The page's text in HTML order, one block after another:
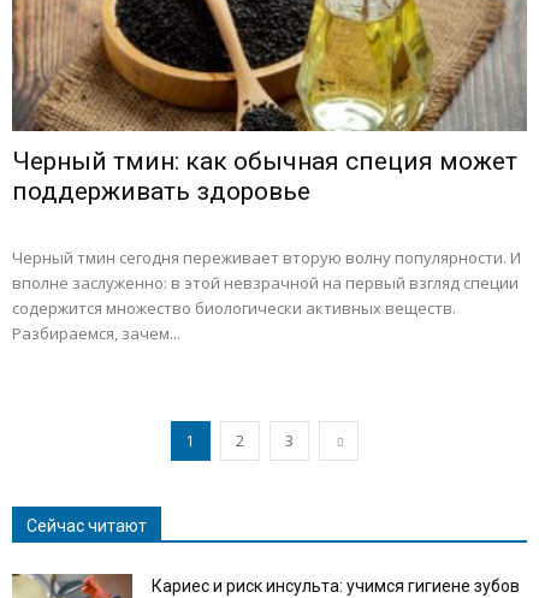
Черный тмин: как обычная специя может
поддерживать здоровье
Черный тмин сегодня переживает вторую волну популярности. И
вполне заслуженно: в этой невзрачной на первый взгляд специи
содержится множество биологически активных веществ.
Разбираемся, зачем...
1 2 3
Сейчас читают
Кариес и риск инсульта: учимся гигиене зубов